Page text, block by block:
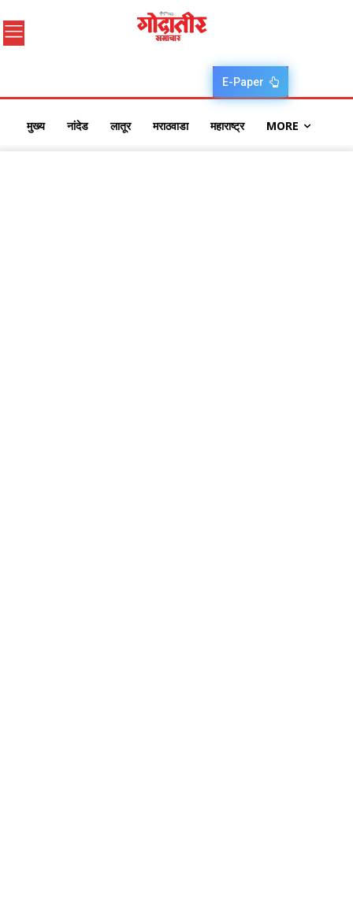
E-Paper
मुख्य नांदेड लातूर मराठवाडा महाराष्ट्र MORE